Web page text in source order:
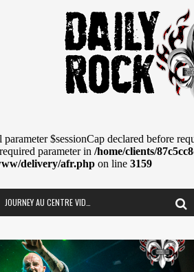
La Tragédie sort de la nouvelle musique
Les danseurs étoiles parasitent ton ciel